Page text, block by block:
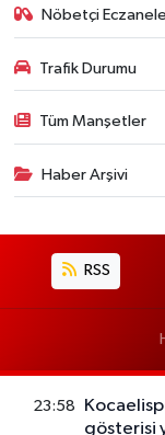
Nöbetçi
Trafik Durumu
Tüm Manşetler
Haber Arşivi
RSS
23:58
gösterisi